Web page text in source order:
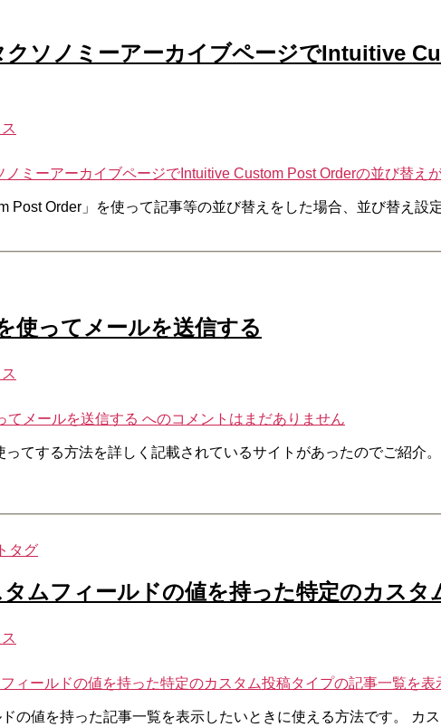
クソノミーアーカイブページでIntuitive
ノミーアーカイブページでIntuitive Custom Post Orderの並び替え
Post Order」を使って記事等の並び替えをした場合、並び替え
使ってメールを送信する
てメールを送信する へのコメントはまだありません
てする方法を詳しく記載されているサイトがあったのでご紹介
タグ
ムフィールドの値を持った特定のカスタ
ィールドの値を持った特定のカスタム投稿タイプの記事一覧を表
の値を持った記事一覧を表示したいときに使える方法です。 カ